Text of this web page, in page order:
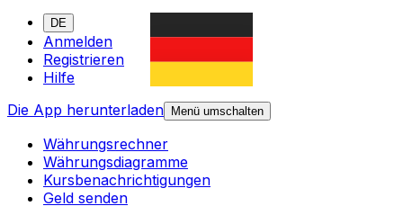
DE
Anmelden
Registrieren
Hilfe
Die App herunterladen
Menü umschalten
Währungsrechner
Währungsdiagramme
Kursbenachrichtigungen
Geld senden